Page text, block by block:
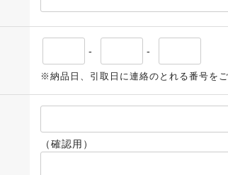
- -
※納品日、引取日に連絡のとれる番号をご
（確認用）